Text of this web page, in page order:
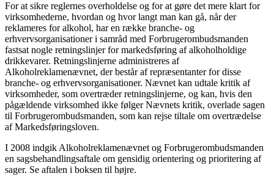
For at sikre reglernes overholdelse og for at gøre det mere klart for
virksomhederne, hvordan og hvor langt man kan gå, når der
reklameres for alkohol, har en række branche- og
erhvervsorganisationer i samråd med Forbrugerombudsmanden
fastsat nogle retningslinjer for markedsføring af alkoholholdige
drikkevarer. Retningslinjerne administreres af
Alkoholreklamenævnet, der består af repræsentanter for disse
branche- og erhvervsorganisationer. Nævnet kan udtale kritik af
virksomheder, som overtræder retningslinjerne, og kan, hvis den
pågældende virksomhed ikke følger Nævnets kritik, overlade sagen
til Forbrugerombudsmanden, som kan rejse tiltale om overtrædelse
af Markedsføringsloven.
I 2008 indgik Alkoholreklamenævnet og Forbrugerombudsmanden
en sagsbehandlingsaftale om gensidig orientering og prioritering af
sager. Se aftalen i boksen til højre.